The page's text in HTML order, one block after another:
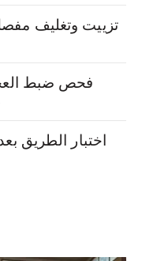
فحص ضبط
اختبار الطريق